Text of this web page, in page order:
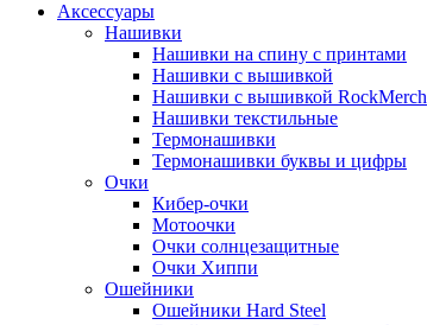
Аксессуары
Нашивки
Нашивки на спину с принтами
Нашивки с вышивкой
Нашивки с вышивкой RockMerch
Нашивки текстильные
Термонашивки
Термонашивки буквы и цифры
Очки
Кибер-очки
Мотоочки
Очки солнцезащитные
Очки Хиппи
Ошейники
Ошейники Hard Steel